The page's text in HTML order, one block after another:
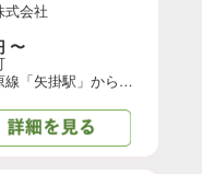
式会社
〜
井原鉄道井原線「矢掛駅」から車で8分 JR山陽本線「倉敷駅」から車で30分 【交通手段】 車、バイク、自転車通勤可 ☆工場駐車場あり（無料）